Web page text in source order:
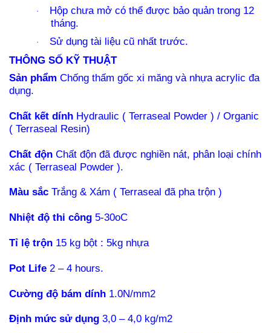
·
Hộp chưa mở có thể được bảo quản trong 12
tháng.
·
Sử dụng tài liệu cũ nhất trước.
THÔNG SỐ KỸ THUẬT
Sản phẩm Chống thấm gốc xi măng và nhựa acrylic đa
dụng.
Chất kết dính Hydraulic ( Terraseal Powder ) / Organic
( Terraseal Resin)
Chất độn Chất độn đã được nghiền nát, phân loại chính
xác ( Terraseal Powder ).
Màu sắc Trắng & Xám ( Terraseal đã pha trộn )
Nhiệt độ thi công 5-30oC
Tỉ lệ trộn 15 kg bột : 5kg nhựa
Pot Life 2 – 4 hours.
Cường độ bám dính 1.0N/mm2
Định mức sử dụng 3,0 – 4,0 kg/m2